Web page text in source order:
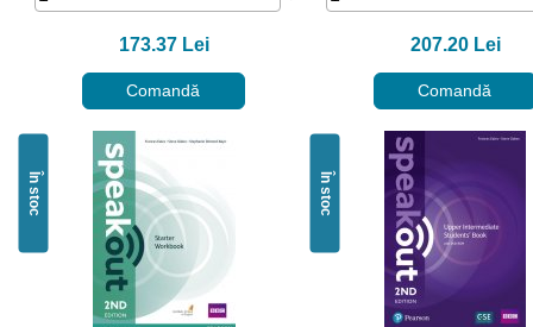
173.37 Lei
Comandă
207.20 Lei
Comandă
În stoc În stoc